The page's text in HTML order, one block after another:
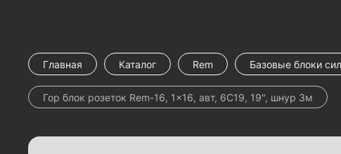
Главная Каталог Rem Базовые блоки
Гор блок розеток Rem-16, 1×16, авт, 6C19, 19", шнур 3м